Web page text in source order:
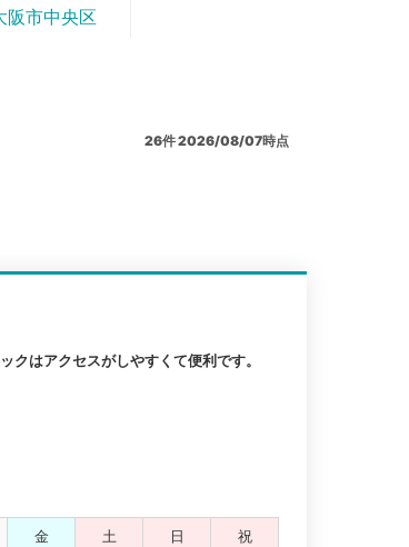
阪市中央区
26件2026/08/07時点
クはアクセスがしやすくて便利です。
金 土 日 祝